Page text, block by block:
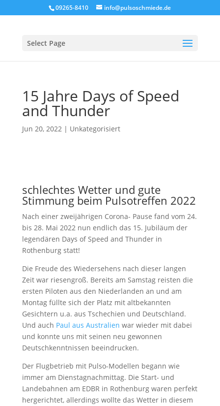
09265-8410 info@pulsoschmiede.de
Select Page
15 Jahre Days of Speed
and Thunder
Jun 20, 2022| Unkategorisiert
schlechtes Wetter und gute
Stimmung beim Pulsotreffen 2022
Nach einer zweijährigen Corona- Pause fand vom 24.
bis 28. Mai 2022 nun endlich das 15. Jubiläum der
legendären Days of Speed and Thunder in
Rothenburg statt!
Die Freude des Wiedersehens nach dieser langen
Zeit war riesengroß. Bereits am Samstag reisten die
ersten Piloten aus den Niederlanden an und am
Montag füllte sich der Platz mit altbekannten
Gesichtern u.a. aus Tschechien und Deutschland.
Und auch Paul aus Australien war wieder mit dabei
und konnte uns mit seinen neu gewonnen
Deutschkenntnissen beeindrucken.
Der Flugbetrieb mit Pulso-Modellen begann wie
immer am Dienstagnachmittag. Die Start- und
Landebahnen am EDBR in Rothenburg waren perfekt
hergerichtet, allerdings wollte das Wetter in diesem